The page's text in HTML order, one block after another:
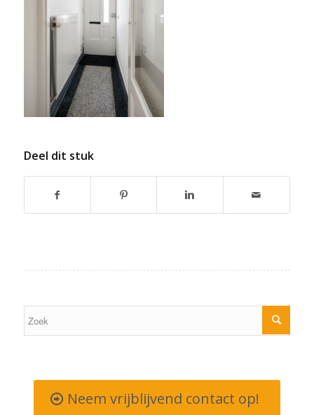
Deel dit stuk
Neem vrijblijvend contact op!